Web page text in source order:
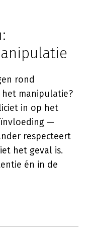
rond
manipulatie?
in op het
—
respecteert
het geval is.
én in de